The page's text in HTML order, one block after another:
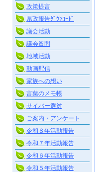
政策提言
県政報告ﾀﾞｳﾝﾛｰﾄﾞ
議会活動
議会質問
地域活動
動画配信
家族への想い
言葉のメモ帳
サイバー選対
ご案内・アンケート
令和８年活動報告
令和７年活動報告
令和６年活動報告
令和５年活動報告